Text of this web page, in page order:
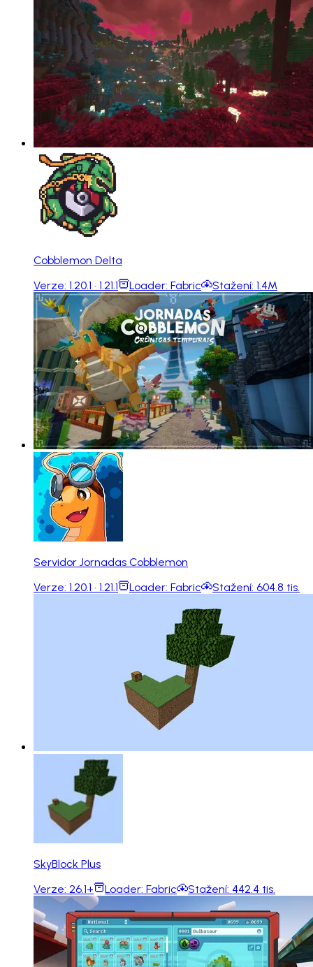
Cobblemon Delta
Verze: 1.20.1 · 1.21.1 Loader: Fabric Stažení: 1.4M
Servidor Jornadas Cobblemon
Verze: 1.20.1 · 1.21.1 Loader: Fabric Stažení: 604.8 tis.
SkyBlock Plus
Verze: 26.1+ Loader: Fabric Stažení: 442.4 tis.